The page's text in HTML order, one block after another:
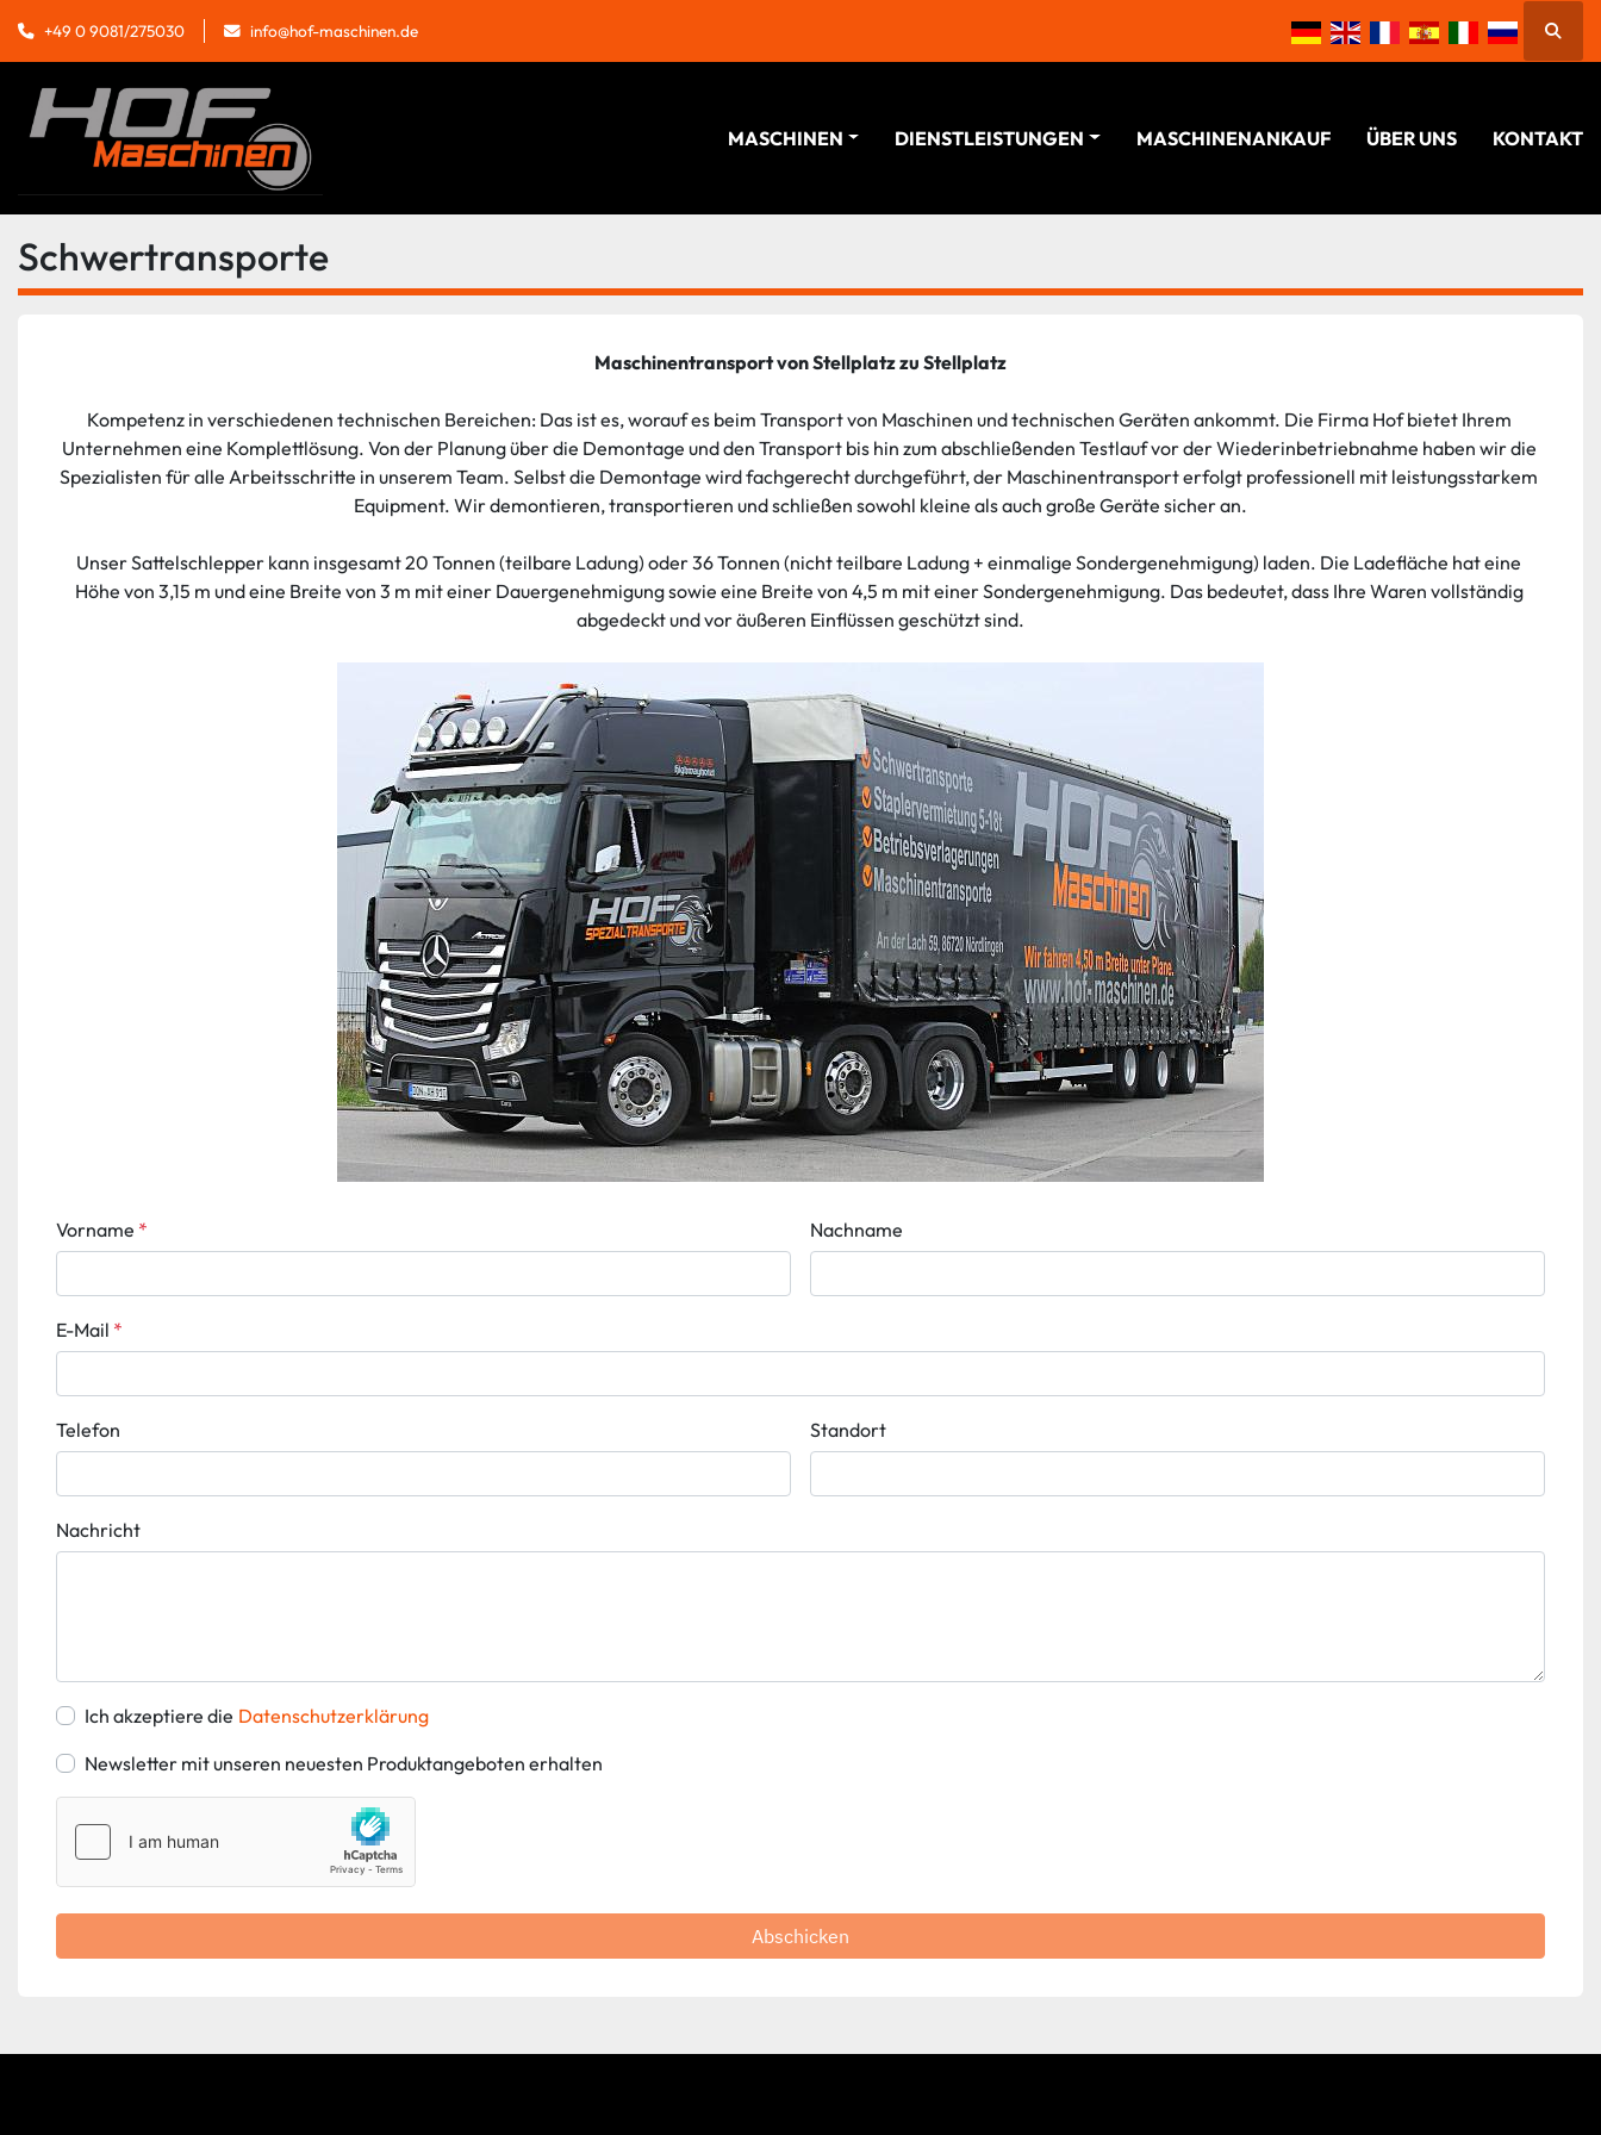
+49 0 9081/275030 info@hof-maschinen.de Suche
MASCHINEN DIENSTLEISTUNGEN MASCHINENANKAUF ÜBER UNS KONTAKT
Schwertransporte
Maschinentransport von Stellplatz zu Stellplatz
Kompetenz in verschiedenen technischen Bereichen: Das ist es, worauf es beim Transport von Maschinen und technischen Geräten ankommt. Die Firma Hof bietet Ihrem
Unternehmen eine Komplettlösung. Von der Planung über die Demontage und den Transport bis hin zum abschließenden Testlauf vor der Wiederinbetriebnahme haben wir die
Spezialisten für alle Arbeitsschritte in unserem Team. Selbst die Demontage wird fachgerecht durchgeführt, der Maschinentransport erfolgt professionell mit leistungsstarkem
Equipment. Wir demontieren, transportieren und schließen sowohl kleine als auch große Geräte sicher an.
Unser Sattelschlepper kann insgesamt 20 Tonnen (teilbare Ladung) oder 36 Tonnen (nicht teilbare Ladung + einmalige Sondergenehmigung) laden. Die Ladefläche hat eine
Höhe von 3,15 m und eine Breite von 3 m mit einer Dauergenehmigung sowie eine Breite von 4,5 m mit einer Sondergenehmigung. Das bedeutet, dass Ihre Waren vollständig
abgedeckt und vor äußeren Einflüssen geschützt sind.
Vorname * Nachname
E-Mail *
Telefon Standort
Nachricht
Ich akzeptiere die Datenschutzerklärung
Newsletter mit unseren neuesten Produktangeboten erhalten
Abschicken